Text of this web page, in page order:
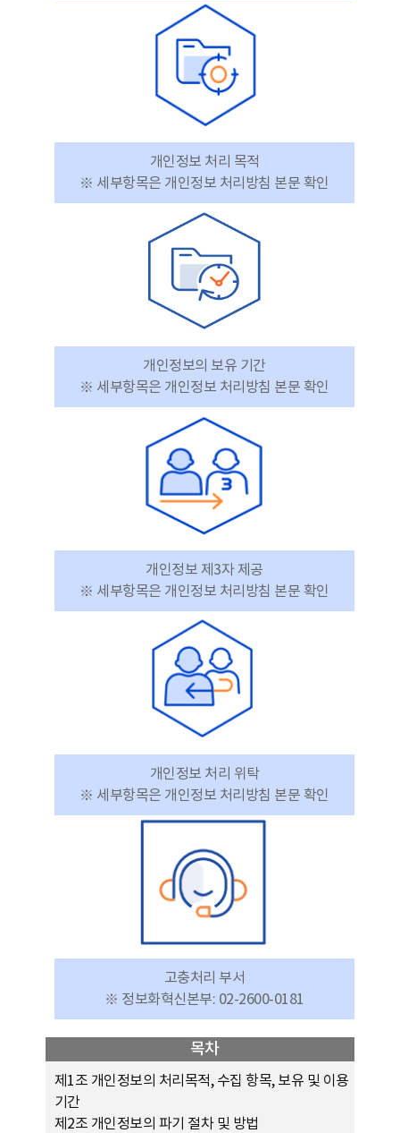
개인정보 처리 목적
※ 세부항목은 개인정보 처리방침 본문 확인
개인정보의 보유 기간
※ 세부항목은 개인정보 처리방침 본문 확인
개인정보 제3자 제공
※ 세부항목은 개인정보 처리방침 본문 확인
개인정보 처리 위탁
※ 세부항목은 개인정보 처리방침 본문 확인
고충처리 부서
※ 정보화혁신본부: 02-2600-0181
목차
제1조 개인정보의 처리목적, 수집 항목, 보유 및 이용
기간
제2조 개인정보의 파기 절차 및 방법